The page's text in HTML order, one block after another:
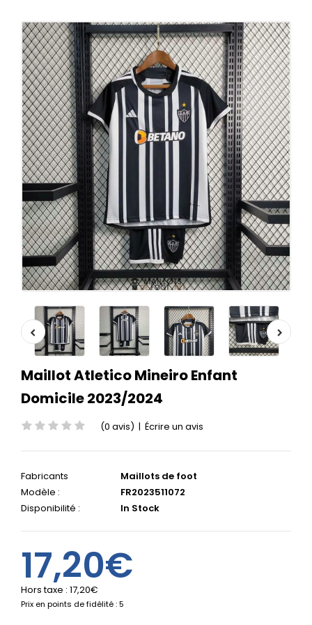
Maillot Atletico Mineiro Enfant
Domicile 2023/2024
(0 avis) | Écrire un avis
Fabricants
Maillots de foot
Modèle :
FR2023511072
Disponibilité :
In Stock
17,20€
Hors taxe : 17,20€
Prix en points de fidélité : 5